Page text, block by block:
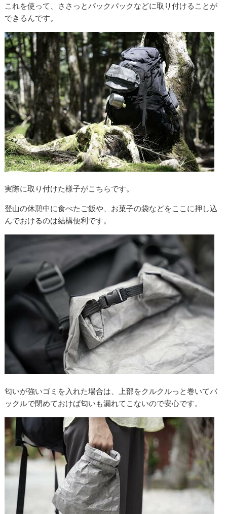
これを使って、ささっとバックパックなどに取り付けることが
できるんです。
実際に取り付けた様子がこちらです。
登山の休憩中に食べたご飯や、お菓子の袋などをここに押し込
んでおけるのは結構便利です。
匂いが強いゴミを入れた場合は、上部をクルクルっと巻いてバ
ックルで閉めておけば匂いも漏れてこないので安心です。